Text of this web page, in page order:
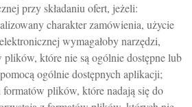
przy składaniu ofert, jeżeli:
charakter zamówienia, użycie
wymagałoby narzędzi,
plików, które nie są ogólnie dostępne lub
ogólnie dostępnych aplikacji;
formatów plików, które nadają się do